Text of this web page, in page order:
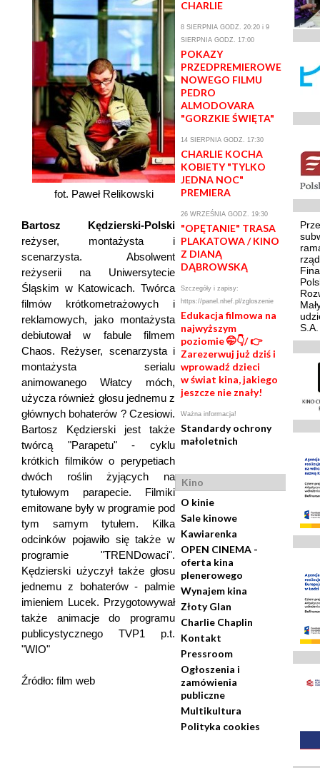
fot. Paweł Relikowski
Bartosz Kędzierski-Polski
reżyser, montażysta i
scenarzysta. Absolwent
reżyserii na Uniwersytecie
Śląskim w Katowicach. Twórca
filmów krótkometrażowych i
reklamowych, jako montażysta
debiutował w fabule filmem
Chaos. Reżyser, scenarzysta i
montażysta serialu
animowanego Włatcy móch,
użycza również głosu jednemu z
głównych bohaterów ? Czesiowi.
Bartosz Kędzierski jest także
twórcą "Parapetu" - cyklu
krótkich filmików o perypetiach
dwóch roślin żyjących na
tytułowym parapecie. Filmiki
emitowane były w programie pod
tym samym tytułem. Kilka
odcinków pojawiło się także w
programie "TRENDowaci".
Kędzierski użyczył także głosu
jednemu z bohaterów - palmie
imieniem Lucek. Przygotowywał
także animacje do programu
publicystycznego TVP1 p.t.
"WIO"
Źródło: film web
CHARLIE
8 SIERPNIA GODZ. 20:20 i 9
SIERPNIA GODZ. 17:00
POKAZY
PRZEDPREMIEROWE
NOWEGO FILMU
PEDRO
ALMODOVARA
"GORZKIE ŚWIĘTA"
14 SIERPNIA GODZ. 17:30
CHARLIE KOCHA
KOBIETY "TYLKO
JEDNA NOC"
PREMIERA
26 WRZEŚNIA GODZ. 19:30
"OPĘTANIE" TRASA
PLAKATOWA / KINO
Z DIANĄ
DĄBROWSKĄ
Szczegóły i zapisy:
https://panel.nhef.pl/zgloszenie
Edukacja filmowa na
najwyższym
poziomie 🤭👇/ 👉
Zarezerwuj już dziś i
wprowadź dzieci
w świat kina, jakiego
jeszcze nie znały!
Ważna informacja!
Standardy ochrony
małoletnich
Kino
O kinie
Sale kinowe
Kawiarenka
OPEN CINEMA -
oferta kina
plenerowego
Wynajem kina
Złoty Glan
Charlie Chaplin
Kontakt
Pressroom
Ogłoszenia i
zamówienia
publiczne
Multikultura
Polityka cookies
S.A.